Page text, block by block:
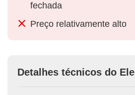
fechada
Preço relativamente alto
Detalhes técnicos do